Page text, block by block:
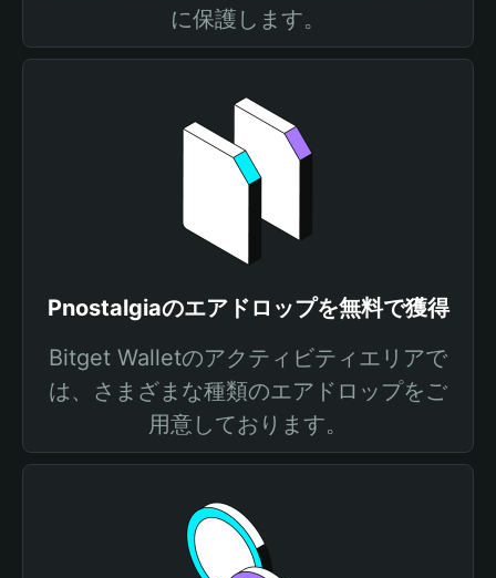
に保護します。
Pnostalgiaのエアドロップを無料で獲得
Bitget Walletのアクティビティエリアで
は、さまざまな種類のエアドロップをご
用意しております。